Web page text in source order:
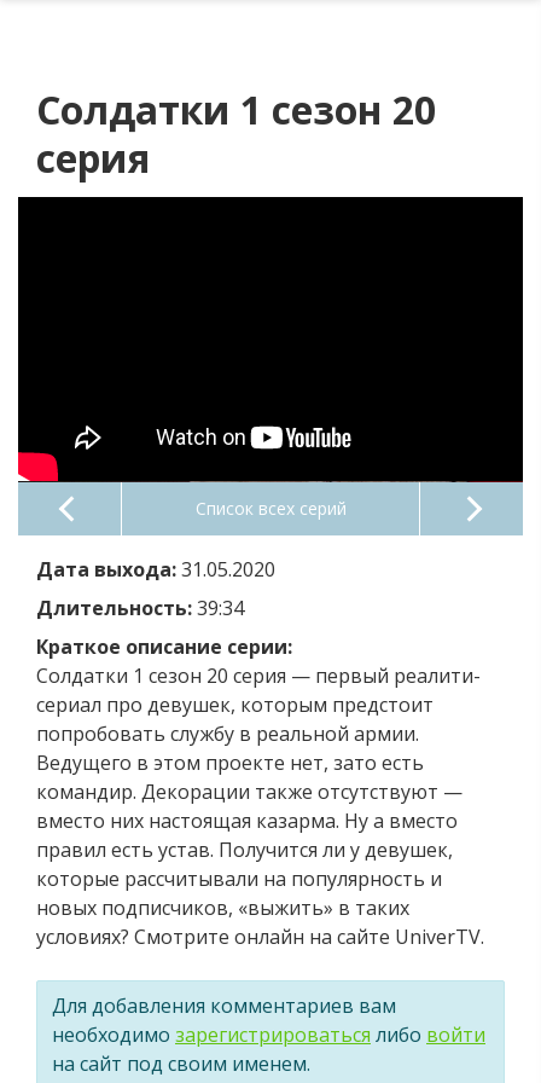
Солдатки 1 сезон 20
серия
Список всех серий
Дата выхода:31.05.2020
Длительность:39:34
Краткое описание серии:
Солдатки 1 сезон 20 серия — первый реалити-
сериал про девушек, которым предстоит
попробовать службу в реальной армии.
Ведущего в этом проекте нет, зато есть
командир. Декорации также отсутствуют —
вместо них настоящая казарма. Ну а вместо
правил есть устав. Получится ли у девушек,
которые рассчитывали на популярность и
новых подписчиков, «выжить» в таких
условиях? Смотрите онлайн на сайте UniverTV.
Для добавления комментариев вам
необходимо зарегистрироваться либо войти
на сайт под своим именем.